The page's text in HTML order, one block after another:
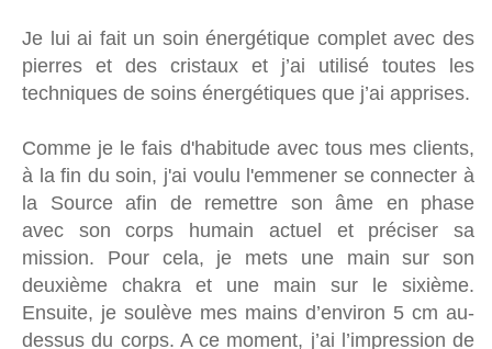
Je lui ai fait un soin énergétique complet avec des
pierres et des cristaux et j’ai utilisé toutes les
techniques de soins énergétiques que j’ai apprises.
Comme je le fais d'habitude avec tous mes clients,
à la fin du soin, j'ai voulu l'emmener se connecter à
la Source afin de remettre son âme en phase
avec son corps humain actuel et préciser sa
mission. Pour cela, je mets une main sur son
deuxième chakra et une main sur le sixième.
Ensuite, je soulève mes mains d’environ 5 cm au-
dessus du corps. A ce moment, j’ai l’impression de